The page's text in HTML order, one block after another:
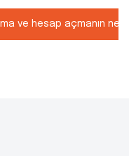
ve hesap açmanın ne